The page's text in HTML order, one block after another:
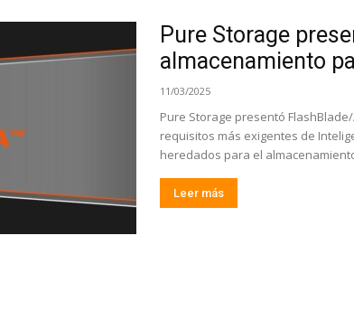
Pure Storage
almacenamiento
11/03/2025
Pure Storage presentó
requisitos más exigentes de
heredados para el
Leer más